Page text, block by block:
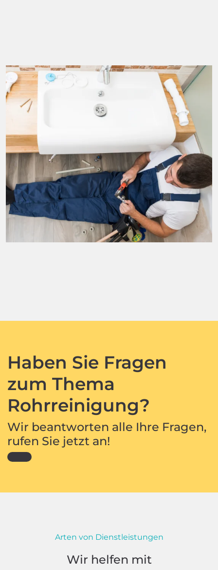
Haben Sie Fragen
zum Thema
Rohrreinigung?
Wir beantworten alle Ihre Fragen,
rufen Sie jetzt an!
Arten von Dienstleistungen
Wir helfen mit